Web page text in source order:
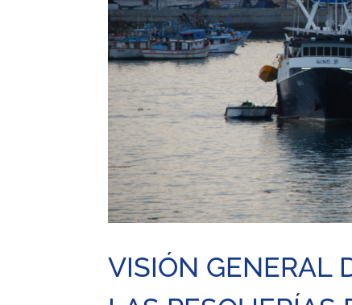
VISIÓN GENERAL